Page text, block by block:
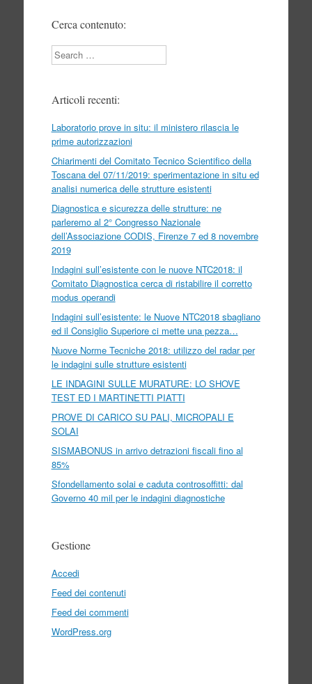
Cerca contenuto:
Search
Articoli recenti:
Laboratorio prove in situ: il ministero rilascia le
prime autorizzazioni
Chiarimenti del Comitato Tecnico Scientifico della
Toscana del 07/11/2019: sperimentazione in situ ed
analisi numerica delle strutture esistenti
Diagnostica e sicurezza delle strutture: ne
parleremo al 2° Congresso Nazionale
dell’Associazione CODIS, Firenze 7 ed 8 novembre
2019
Indagini sull’esistente con le nuove NTC2018: il
Comitato Diagnostica cerca di ristabilire il corretto
modus operandi
Indagini sull’esistente: le Nuove NTC2018 sbagliano
ed il Consiglio Superiore ci mette una pezza…
Nuove Norme Tecniche 2018: utilizzo del radar per
le indagini sulle strutture esistenti
LE INDAGINI SULLE MURATURE: LO SHOVE
TEST ED I MARTINETTI PIATTI
PROVE DI CARICO SU PALI, MICROPALI E
SOLAI
SISMABONUS in arrivo detrazioni fiscali fino al
85%
Sfondellamento solai e caduta controsoffitti: dal
Governo 40 mil per le indagini diagnostiche
Gestione
Accedi
Feed dei contenuti
Feed dei commenti
WordPress.org